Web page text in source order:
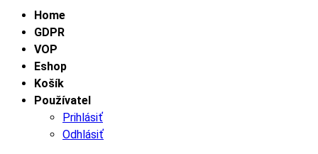
Home
GDPR
VOP
Eshop
Košík
Používatel
Prihlásiť
Odhlásiť